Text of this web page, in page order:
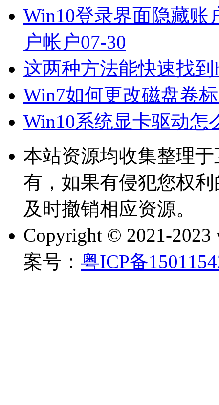
Win10登录界面隐藏账
户帐户07-30
这两种方法能快速找到
Win7如何更改磁盘卷
Win10系统显卡驱动怎
本站资源均收集整理
有，如果有侵犯您权
及时撤销相应资源。
Copyright © 2021-2023
案号： 粤ICP备